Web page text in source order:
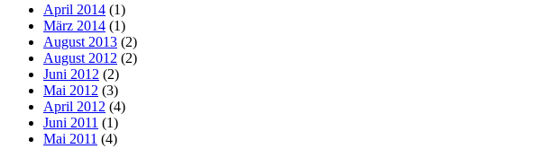
April 2014 (1)
März 2014 (1)
August 2013 (2)
August 2012 (2)
Juni 2012 (2)
Mai 2012 (3)
April 2012 (4)
Juni 2011 (1)
Mai 2011 (4)